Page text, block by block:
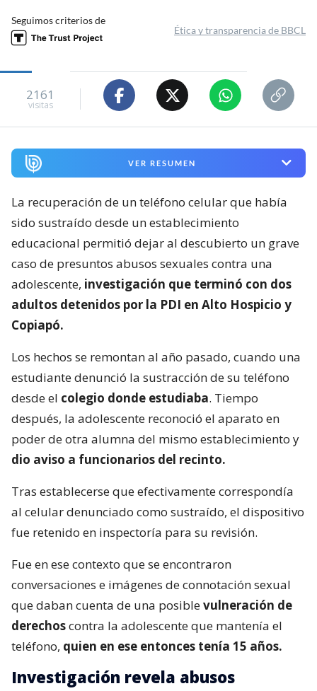
Seguimos criterios de
Ética y transparencia de BBCL
2161
visitas
VER RESUMEN
La recuperación de un teléfono celular que había
sido sustraído desde un establecimiento
educacional permitió dejar al descubierto un grave
caso de presuntos abusos sexuales contra una
adolescente, investigación que terminó con dos
adultos detenidos por la PDI en Alto Hospicio y
Copiapó.
Los hechos se remontan al año pasado, cuando una
estudiante denunció la sustracción de su teléfono
desde el colegio donde estudiaba. Tiempo
después, la adolescente reconoció el aparato en
poder de otra alumna del mismo establecimiento y
dio aviso a funcionarios del recinto.
Tras establecerse que efectivamente correspondía
al celular denunciado como sustraído, el dispositivo
fue retenido en inspectoría para su revisión.
Fue en ese contexto que se encontraron
conversaciones e imágenes de connotación sexual
que daban cuenta de una posiblevulneración de
derechoscontra la adolescente que mantenía el
teléfono, quien en ese entonces tenía 15 años.
Investigación revela abusos